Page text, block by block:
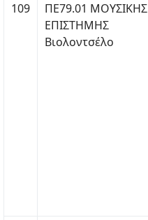
109
ΠΕ79.01 ΜΟΥΣΙΚΗΣ
ΕΠΙΣΤΗΜΗΣ
Βιολοντσέλο